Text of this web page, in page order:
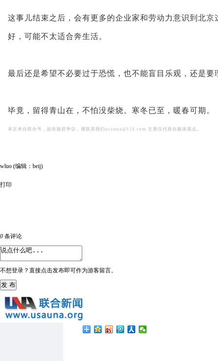
这事儿结束之后，会有更多的企业家和劳动力意识到北
好，可能不太适合奔生活。
最后还是希望不必要过于恐慌，也不能盲目乐观，还是要
毕竟，留得青山在，不怕没柴烧。寒冬已至，暖春可期。
本文来自联合号，如有版权争议，请联系我们usauna@126.com 文章仅 代表自媒体观点。
wluo (编辑：beij)
打印
0 条评论
不想登录？直接点击发布即可作为游客留言。
发 布